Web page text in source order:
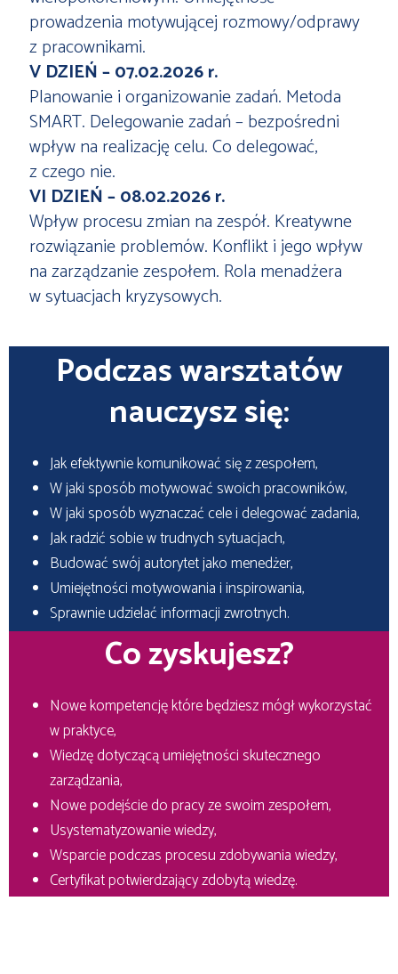
prowadzenia motywującej rozmowy/odprawy
z pracownikami.
V DZIEŃ – 07.02.2026 r.
Planowanie i organizowanie zadań. Metoda
SMART. Delegowanie zadań – bezpośredni
wpływ na realizację celu. Co delegować,
z czego nie.
VI DZIEŃ – 08.02.2026 r.
Wpływ procesu zmian na zespół. Kreatywne
rozwiązanie problemów. Konflikt i jego wpływ
na zarządzanie zespołem. Rola menadżera
w sytuacjach kryzysowych.
Podczas warsztatów
nauczysz się:
Jak efektywnie komunikować się z zespołem,
W jaki sposób motywować swoich pracowników,
W jaki sposób wyznaczać cele i delegować zadania,
Jak radzić sobie w trudnych sytuacjach,
Budować swój autorytet jako menedżer,
Umiejętności motywowania i inspirowania,
Sprawnie udzielać informacji zwrotnych.
Co zyskujesz?
Nowe kompetencję które będziesz mógł wykorzystać
w praktyce,
Wiedzę dotyczącą umiejętności skutecznego
zarządzania,
Nowe podejście do pracy ze swoim zespołem,
Usystematyzowanie wiedzy,
Wsparcie podczas procesu zdobywania wiedzy,
Certyfikat potwierdzający zdobytą wiedzę.